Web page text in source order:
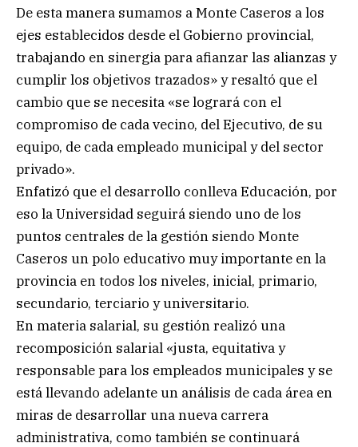
De esta manera sumamos a Monte Caseros a los
ejes establecidos desde el Gobierno provincial,
trabajando en sinergia para afianzar las alianzas y
cumplir los objetivos trazados» y resaltó que el
cambio que se necesita «se logrará con el
compromiso de cada vecino, del Ejecutivo, de su
equipo, de cada empleado municipal y del sector
privado».
Enfatizó que el desarrollo conlleva Educación, por
eso la Universidad seguirá siendo uno de los
puntos centrales de la gestión siendo Monte
Caseros un polo educativo muy importante en la
provincia en todos los niveles, inicial, primario,
secundario, terciario y universitario.
En materia salarial, su gestión realizó una
recomposición salarial «justa, equitativa y
responsable para los empleados municipales y se
está llevando adelante un análisis de cada área en
miras de desarrollar una nueva carrera
administrativa, como también se continuará